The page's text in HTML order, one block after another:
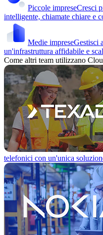
Piccole impreseCresci
intelligente, chiamate chiare e
Medie impreseGestisci
un'infrastruttura affidabile e
Come altri team utilizzano
telefonici con un'unica